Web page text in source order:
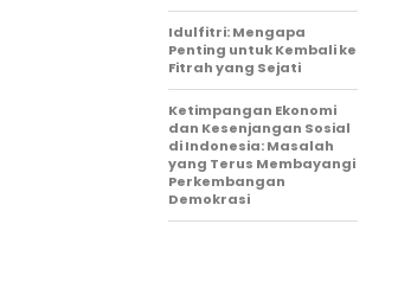
Idulfitri: Mengapa
Penting untuk Kembali ke
Fitrah yang Sejati
Ketimpangan Ekonomi
dan Kesenjangan Sosial
di Indonesia: Masalah
yang Terus Membayangi
Perkembangan
Demokrasi